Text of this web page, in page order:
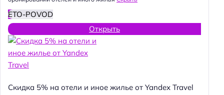
ETO-POVOD
Открыть
Скидка 5% на отели и иное жилье от Yandex Travel